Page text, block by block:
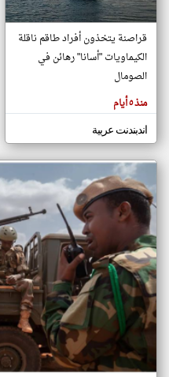
المقالات
هنا عن
وجهة
كاتبيها.
قراصنة يتخذون أفراد طاقم ناقلة
الكيماويات "أسانا" رهائن في
الصومال
منذ ٥ أيام
اندبندنت عربية